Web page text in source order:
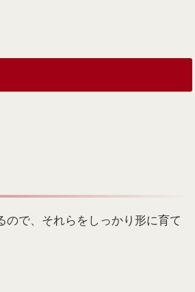
で、それらをしっかり形に育て